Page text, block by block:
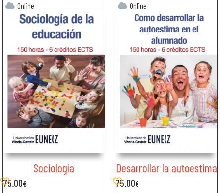
Online
Sociología
75.00€
Online
Desarrollar la autoestima
75.00€